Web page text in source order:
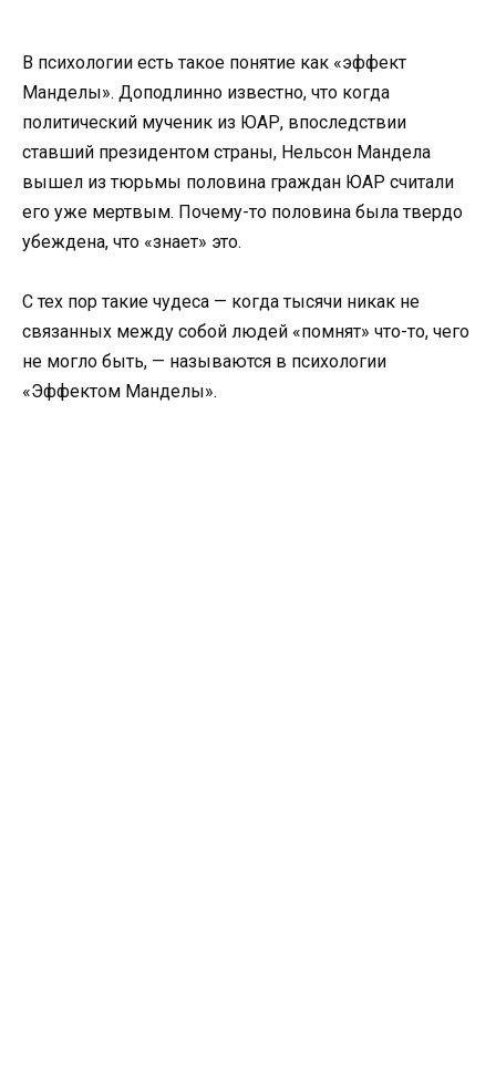
В психологии есть такое понятие как «эффект
Манделы». Доподлинно известно, что когда
политический мученик из ЮАР, впоследствии
ставший президентом страны, Нельсон Мандела
вышел из тюрьмы половина граждан ЮАР считали
его уже мертвым. Почему-то половина была твердо
убеждена, что «знает» это.
С тех пор такие чудеса — когда тысячи никак не
связанных между собой людей «помнят» что-то, чего
не могло быть, — называются в психологии
«Эффектом Манделы».